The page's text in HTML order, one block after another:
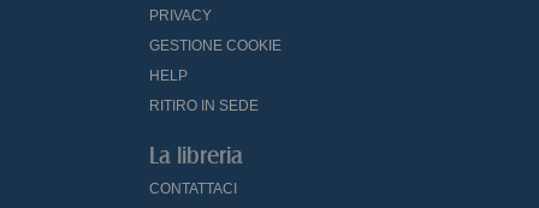
PRIVACY
GESTIONE COOKIE
HELP
RITIRO IN SEDE
La libreria
CONTATTACI